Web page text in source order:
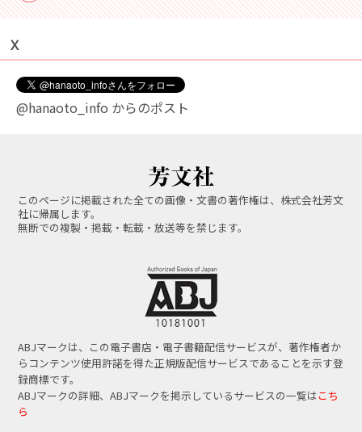
Ｘ
@hanaoto_info からのポスト
このページに掲載された全ての画像・文書の著作権は、株式会社芳文
社に帰属します。
無断での複製・掲載・転載・放送等を禁じます。
ABJマークは、この電子書店・電子書籍配信サービスが、著作権者か
らコンテンツ使用許諾を得た正規版配信サービスであることを示す登
録商標です。
ABJマークの詳細、ABJマークを掲示しているサービスの一覧はこち
ら